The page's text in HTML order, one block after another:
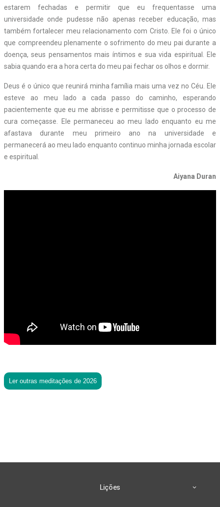
estarem fechadas e permitir que eu frequentasse uma
universidade onde pudesse não apenas receber educação, mas
também fortalecer meu relacionamento com Cristo. Ele foi o único
que compreendeu plenamente o sofrimento do meu pai durante a
doença, seus pensamentos mais íntimos e sua vida espiritual. Ele
sabia quando era a hora certa do meu pai fechar os olhos e dormir.
Deus é o único que reunirá minha família mais uma vez no Céu. Ele
esteve ao meu lado a cada passo do caminho, esperando
pacientemente que eu me abrisse e permitisse que o processo de
cura começasse. Ele permaneceu ao meu lado enquanto eu me
afastava durante meu primeiro ano na universidade e
permanecerá ao meu lado enquanto continuo minha jornada escolar
e espiritual.
Aiyana Duran
Ler outras meditações de 2026
Lições